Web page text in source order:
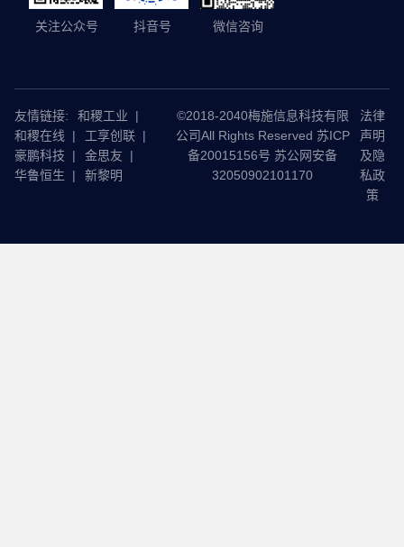
关注公众号 抖音号 微信咨询
友情链接: 和稷工业
|
和稷在线
| 工享创联 |
豪鹏科技
| 金思友
|
华鲁恒生
| 新黎明
©2018-2040梅施信息科技有限
公司All Rights Reserved 苏ICP
备20015156号 苏公网安备
32050902101170
法律
声明
及隐
私政
策